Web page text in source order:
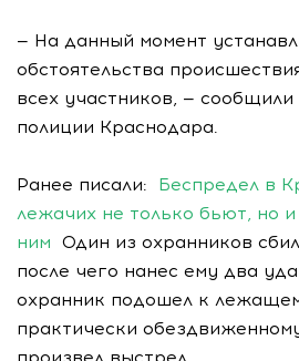
— На данный момент
обстоятельства
всех участников, —
полиции Краснодара.
Ранее писали: Беспредел в
лежачих не только бьют, но
ним Один из охранников
после чего нанес ему два
охранник подошел к
практически